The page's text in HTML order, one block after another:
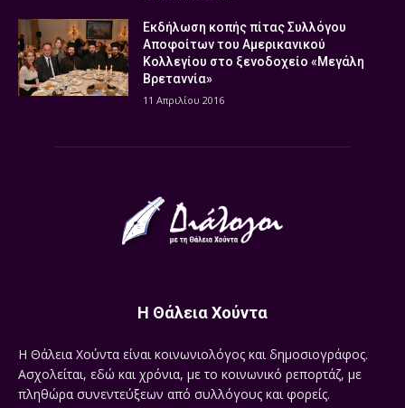
Εκδήλωση κοπής πίτας Συλλόγου
Αποφοίτων του Αμερικανικού
Κολλεγίου στο ξενοδοχείο «Μεγάλη
Βρεταννία»
11 Απριλίου 2016
Η Θάλεια Χούντα
Η Θάλεια Χούντα είναι κοινωνιολόγος και δημοσιογράφος.
Ασχολείται, εδώ και χρόνια, με το κοινωνικό ρεπορτάζ, με
πληθώρα συνεντεύξεων από συλλόγους και φορείς.